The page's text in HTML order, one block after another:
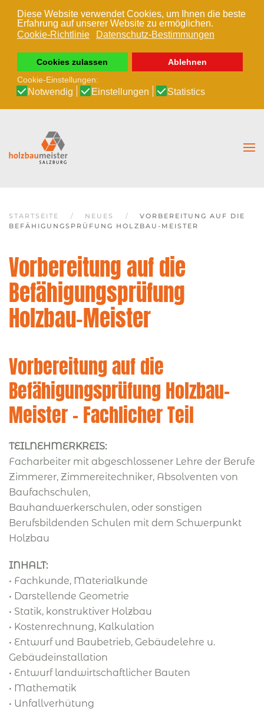
Diese Website verwendet Cookies, um Ihnen die beste
Erfahrung auf unserer Website zu ermöglichen.
Cookie-Richtlinie
Datenschutz-Bestimmungen
Cookies zulassen
Ablehnen
Cookie-Einstellungen:
Notwendig Einstellungen Statistics
Zum Hauptinhalt springen
STARTSEITE NEUES
VORBEREITUNG AUF DIE
BEFÄHIGUNGSPRÜFUNG HOLZBAU-MEISTER
Vorbereitung auf die
Befähigungsprüfung
Holzbau-Meister
Vorbereitung auf die
Befähigungsprüfung Holzbau-
Meister - Fachlicher Teil
TEILNEHMERKREIS:
Facharbeiter mit abgeschlossener Lehre der Berufe
Zimmerer, Zimmereitechniker, Absolventen von
Baufachschulen,
Bauhandwerkerschulen, oder sonstigen
Berufsbildenden Schulen mit dem Schwerpunkt
Holzbau
INHALT:
• Fachkunde, Materialkunde
• Darstellende Geometrie
• Statik, konstruktiver Holzbau
• Kostenrechnung, Kalkulation
• Entwurf und Baubetrieb, Gebäudelehre u.
Gebäudeinstallation
• Entwurf landwirtschaftlicher Bauten
• Mathematik
• Unfallverhütung